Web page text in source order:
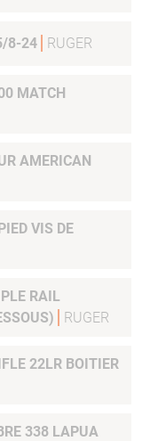
8-24 RUGER
MATCH
AMERICAN
VIS DE
RAIL
RUGER
22LR BOITIER
338 LAPUA